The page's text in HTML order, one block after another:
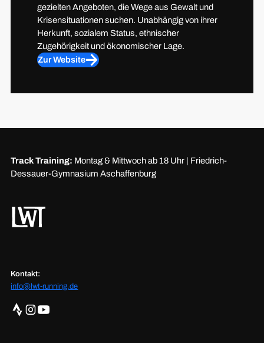
gezielten Angeboten, die Wege aus Gewalt und
Krisensituationen suchen. Unabhängig von ihrer
Herkunft, sozialem Status, ethnischer
Zugehörigkeit und ökonomischer Lage.
Zur Website
Track Training: Montag & Mittwoch ab 18 Uhr | Friedrich-
Dessauer-Gymnasium Aschaffenburg
Kontakt:
info@lwt-running.de